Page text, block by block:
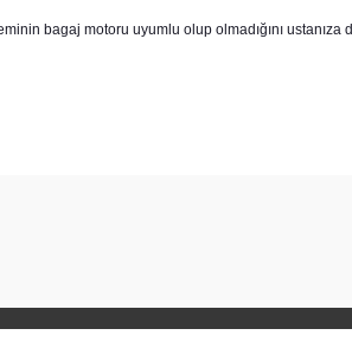
bagaj motoru uyumlu olup olmadığını ustanıza